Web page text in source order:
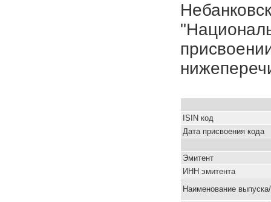
ISIN код
Дата присвоения кода
Эмитент
ИНН эмитента
Наименование